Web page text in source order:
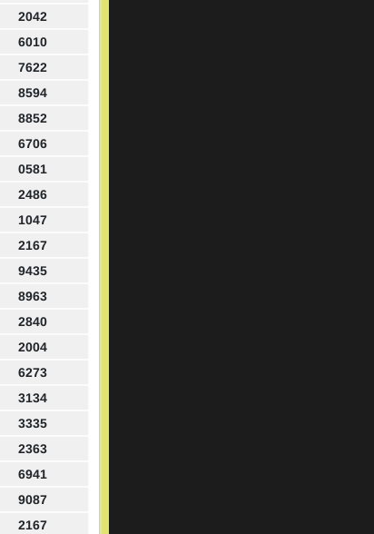
2042
6010
7622
8594
8852
6706
0581
2486
1047
2167
9435
8963
2840
2004
6273
3134
3335
2363
6941
9087
2167